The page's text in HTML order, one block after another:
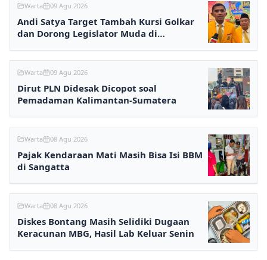
Warta 09 Agu 2026
Andi Satya Target Tambah Kursi Golkar
dan Dorong Legislator Muda di
Warta 09 Agu 2026
Dirut PLN Didesak Dicopot soal
Pemadaman Kalimantan-Sumatera
Warta 08 Agu 2026
Pajak Kendaraan Mati Masih Bisa Isi BBM
di Sangatta
Warta 08 Agu 2026
Diskes Bontang Masih Selidiki Dugaan
Keracunan MBG, Hasil Lab Keluar Senin